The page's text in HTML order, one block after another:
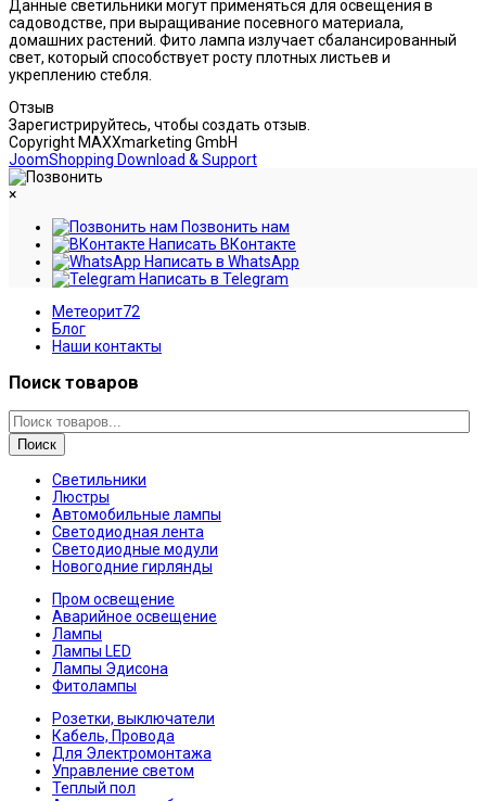
Данные светильники могут применяться для освещения в
садоводстве, при выращивание посевного материала,
домашних растений. Фито лампа излучает сбалансированный
свет, который способствует росту плотных листьев и
укреплению стебля.
Отзыв
Зарегистрируйтесь, чтобы создать отзыв.
Copyright MAXXmarketing GmbH
JoomShopping Download & Support
×
Позвонить нам
Написать ВКонтакте
Написать в WhatsApp
Написать в Telegram
Метеорит72
Блог
Наши контакты
Поиск товаров
Поиск
Светильники
Люстры
Автомобильные лампы
Светодиодная лента
Светодиодные модули
Новогодние гирлянды
Пром освещение
Аварийное освещение
Лампы
Лампы LED
Лампы Эдисона
Фитолампы
Розетки, выключатели
Кабель, Провода
Для Электромонтажа
Управление светом
Теплый пол